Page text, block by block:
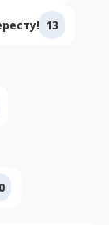
13